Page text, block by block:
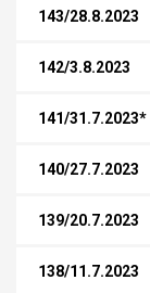
143/28.8.2023
142/3.8.2023
141/31.7.2023*
140/27.7.2023
139/20.7.2023
138/11.7.2023